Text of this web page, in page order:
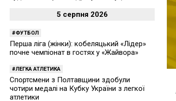
5 серпня 2026
ФУТБОЛ
Перша ліга (жінки): кобеляцький «Лідер»
почне чемпіонат в гостях у «Жайвора»
ЛЕГКА АТЛЕТИКА
Спортсмени з Полтавщини здобули
чотири медалі на Кубку України з легкої
атлетики